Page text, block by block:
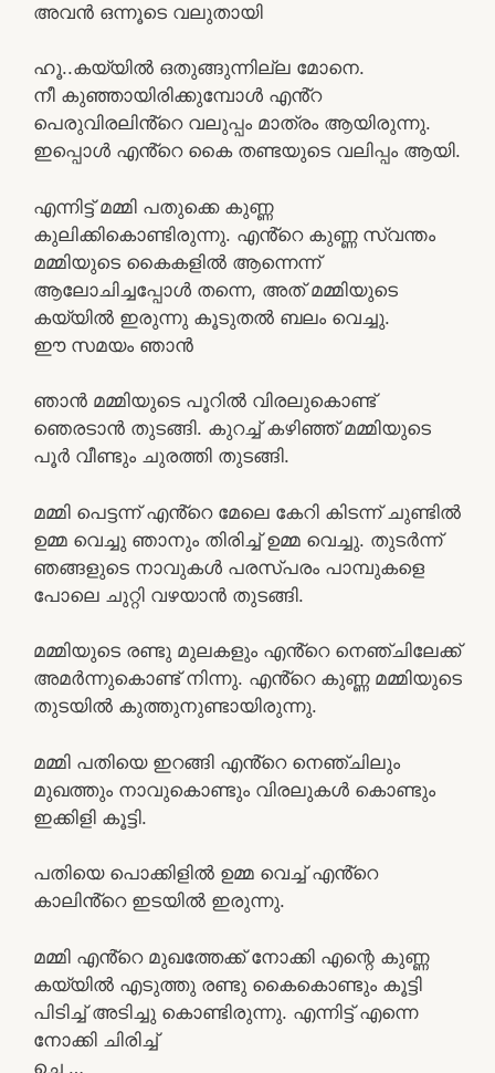
അവൻ ഒന്നൂടെ വലുതായി
ഹൂ..കയ്യിൽ ഒതുങ്ങുന്നില്ല മോനെ.
നീ കുഞ്ഞായിരിക്കുമ്പോൾ എൻ്റ
പെരുവിരലിൻ്റെ വലുപ്പം മാത്രം ആയിരുന്നു.
ഇപ്പൊൾ എൻ്റെ കൈ തണ്ടയുടെ വലിപ്പം ആയി.
എന്നിട്ട് മമ്മി പതുക്കെ കുണ്ണ
കുലിക്കികൊണ്ടിരുന്നു. എൻ്റെ കുണ്ണ സ്വന്തം
മമ്മിയുടെ കൈകളിൽ ആന്നെന്ന്
ആലോചിച്ചപ്പോൾ തന്നെ, അത് മമ്മിയുടെ
കയ്യിൽ ഇരുന്നു കൂടുതൽ ബലം വെച്ചു.
ഈ സമയം ഞാൻ
ഞാൻ മമ്മിയുടെ പൂറിൽ വിരലുകൊണ്ട്
ഞെരടാൻ തുടങ്ങി. കുറച്ച് കഴിഞ്ഞ് മമ്മിയുടെ
പൂർ വീണ്ടും ചുരത്തി തുടങ്ങി.
മമ്മി പെട്ടന്ന് എൻ്റെ മേലെ കേറി കിടന്ന് ചുണ്ടിൽ
ഉമ്മ വെച്ചു ഞാനും തിരിച്ച് ഉമ്മ വെച്ചു. തുടർന്ന്
ഞങ്ങളുടെ നാവുകൾ പരസ്പരം പാമ്പുകളെ
പോലെ ചുറ്റി വഴയാൻ തുടങ്ങി.
മമ്മിയുടെ രണ്ടു മുലകളും എൻ്റെ നെഞ്ചിലേക്ക്
അമർന്നുകൊണ്ട് നിന്നു. എൻ്റെ കുണ്ണ മമ്മിയുടെ
തുടയിൽ കുത്തുനുണ്ടായിരുന്നു.
മമ്മി പതിയെ ഇറങ്ങി എൻ്റെ നെഞ്ചിലും
മുഖത്തും നാവുകൊണ്ടും വിരലുകൾ കൊണ്ടും
ഇക്കിളി കൂട്ടി.
പതിയെ പൊക്കിളിൽ ഉമ്മ വെച്ച് എൻ്റെ
കാലിൻ്റെ ഇടയിൽ ഇരുന്നു.
മമ്മി എൻ്റെ മുഖത്തേക്ക് നോക്കി എന്റെ കുണ്ണ
കയ്യിൽ എടുത്തു രണ്ടു കൈകൊണ്ടും കൂട്ടി
പിടിച്ച് അടിച്ചു കൊണ്ടിരുന്നു. എന്നിട്ട് എന്നെ
നോക്കി ചിരിച്ച്
ചെ …